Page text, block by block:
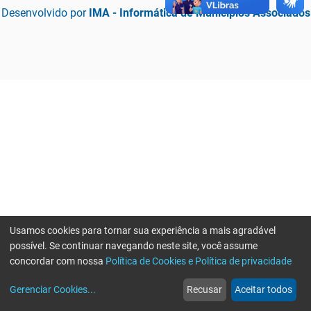
Desenvolvido por IMA - Informática de Municípios Associados
web
Notícias
more_horiz
Mais
Usamos cookies para tornar sua experiência a mais agradável
possível. Se continuar navegando neste site, você assume
concordar com nossa Política de Cookies e Política de privacidade
Gerenciar Cookies... Recusar Aceitar todos
Erro ao enviar informações, por favor tente novamente